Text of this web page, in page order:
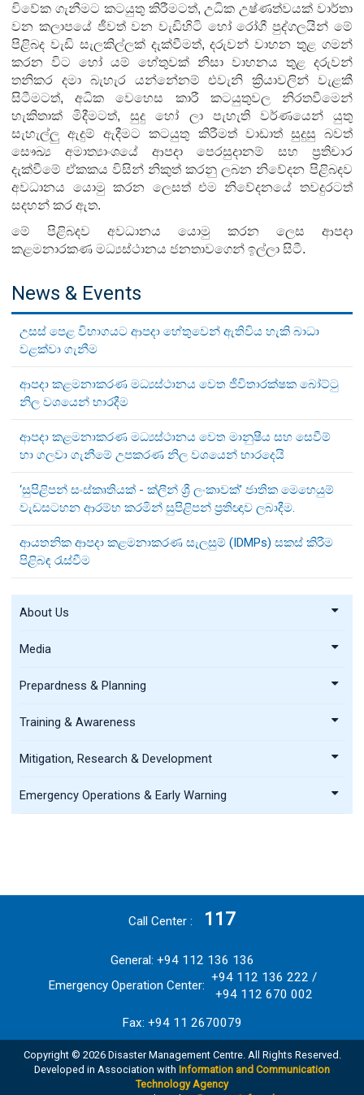
විවේක ගැනීමට කටයුතු කිරීමටත්, උධික උෂ්ණත්වයක් වාර්තා
වන කලාපයේ ජීවත් වන වැඩිහිටි හෝ රෝගී පුද්ගලයින් මේ
පිළිබද වැඩි සැලකිල්ලක් දැක්වීමත්, දරුවන් වාහන තුළ ගමන්
කරන විට හෝ යම් හේතුවක් නිසා වාහනය තුළ දරුවන්
තනිකර දමා බැහැර යන්නේනම් එවැනි ක්‍රියාවලින් වැළකී
සිටීමටත්, අධික වෙහෙස කාරී කටයුතුවල නිරතවීමෙන්
හැකිතාක් මිදීමටත්, සුදු හෝ ලා පැහැති වර්ණයෙන් යුතු
සැහැල්ලු ඇදුම් ඇදීමට කටයුතු කිරීමත් වාඩාත් සුදුසු බවත්
සෞඛ්‍ය අමාත්‍යාංශයේ ආපදා පෙරසුදානම් සහ ප්‍රතිචාර
දැක්වීමේ ඒකකය විසින් නිකුත් කරනු ලබන නිවේදන පිළිබදව
අවධානය යොමු කරන ලෙසත් එම නිවේදනයේ තවදුරටත්
සදහන් කර ඇත.
මේ පිළිබදව අවධානය යොමු කරන ලෙස ආපදා
කළමනාරකණ මධ්‍යස්ථානය ජනතාවගෙන් ඉල්ලා සිටී.
News & Events
උසස් පෙළ විභාගයට ආපදා හේතුවෙන් ඇතිවිය හැකි බාධා
වළක්වා ගැනීම
ආපදා කළමනාකරණ මධ්‍යස්ථානය වෙත ජීවිතාරක්ෂක බෝට්ටු
නිල වශයෙන් භාරදීම
ආපදා කළමනාකරණ මධ්‍යස්ථානය වෙත මානුෂීය සහ සෙවීම්
හා ගලවා ගැනීමේ උපකරණ නිල වශයෙන් භාරදෙයි
‘සුපිළිපන් සංස්කෘතියක් - ක්ලීන් ශ්‍රී ලංකාවක්’ ජාතික මෙහෙයුම්
වැඩසටහන ආරම්භ කරමින් සුපිළිපන් ප්‍රතිඥාව ලබාදීම.
ආයතනික ආපදා කළමනාකරණ සැලසුම් (IDMPs) සකස් කිරීම
පිළිබඳ රැස්වීම
About Us
Media
Prepardness & Planning
Training & Awareness
Mitigation, Research & Development
Emergency Operations & Early Warning
Call Center 117
General: +94 112 136 136
Emergency Operation Center:
+94 112 136 222 /
+94 112 670 002
Fax: +94 11 2670079
Copyright © 2026 Disaster Management Centre. All Rights Reserved.
Developed in Association with Information and Communication
Technology Agency